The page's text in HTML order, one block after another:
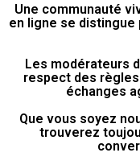
Une communauté
en ligne se
Les modérateurs
respect des
échanges
Que vous soyez
trouverez